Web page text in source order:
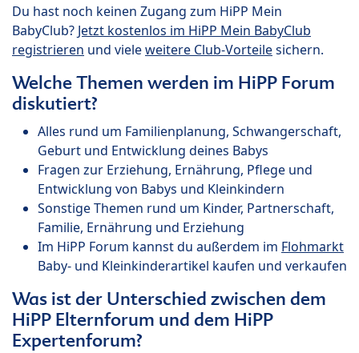
Du hast noch keinen Zugang zum HiPP Mein
BabyClub? Jetzt kostenlos im HiPP Mein BabyClub
registrieren und vieleweitere Club-Vorteilesichern.
Welche Themen werden im HiPP Forum
diskutiert?
Alles rund um Familienplanung, Schwangerschaft,
Geburt und Entwicklung deines Babys
Fragen zur Erziehung, Ernährung, Pflege und
Entwicklung von Babys und Kleinkindern
Sonstige Themen rund um Kinder, Partnerschaft,
Familie, Ernährung und Erziehung
Im HiPP Forum kannst du außerdem im Flohmarkt
Baby- und Kleinkinderartikel kaufen und verkaufen
Was ist der Unterschied zwischen dem
HiPP Elternforum und dem HiPP
Expertenforum?